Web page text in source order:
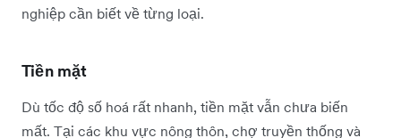
nghiệp cần biết về từng loại.
Tiền mặt
Dù tốc độ số hoá rất nhanh, tiền mặt vẫn chưa biến
mất. Tại các khu vực nông thôn, chợ truyền thống và